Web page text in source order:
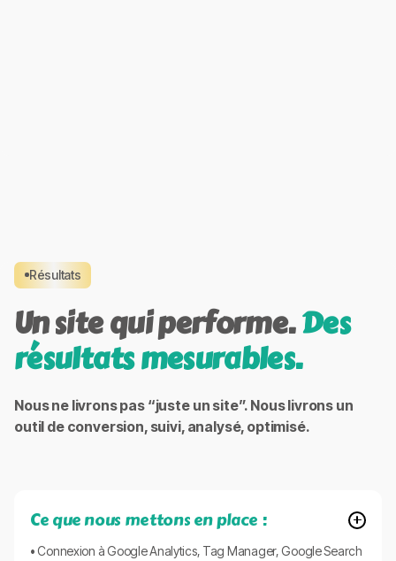
Résultats
Un site qui performe.Des
résultats mesurables.
Nous ne livrons pas “juste un site”. Nous livrons un
outil de conversion, suivi, analysé, optimisé.
Ce que nous mettons en place :
• Connexion à Google Analytics, Tag Manager, Google Search